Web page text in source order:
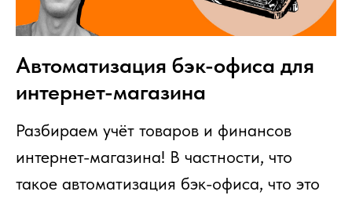
Автоматизация бэк-офиса для
интернет-магазина
Разбираем учёт товаров и финансов
интернет-магазина! В частности, что
такое автоматизация бэк-офиса, что это